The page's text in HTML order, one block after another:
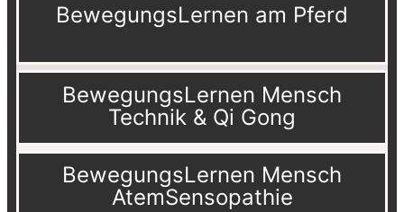
BewegungsLernen am Pferd
BewegungsLernen Mensch
Technik & Qi Gong
BewegungsLernen Mensch
AtemSensopathie